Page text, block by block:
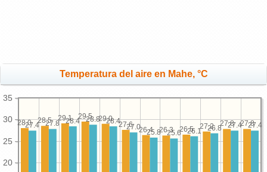
Temperatura del aire en Mahe, °C
20
25
30
35
27.8
27.8
27.2
26.5
26.3
26.4
27.6
29.0
29.5
29.1
28.5
28.0 27.4
27.4
26.8
26.1
25.6
25.8
27.0
28.4
28.8
28.4
27.8
27.4